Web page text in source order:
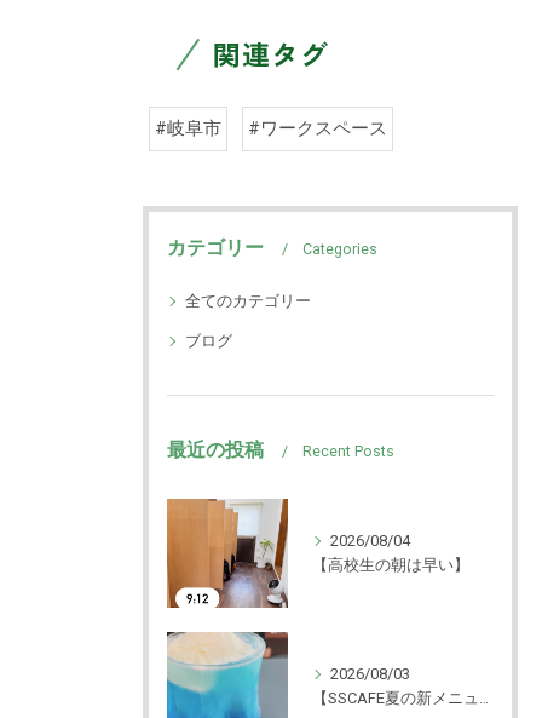
関連タグ
#岐阜市 #ワークスペース
カテゴリー Categories
全てのカテゴリー
ブログ
最近の投稿 Recent Posts
2026/08/04
【高校生の朝は早い】
2026/08/03
【SSCAFE夏の新メニュー🍨】